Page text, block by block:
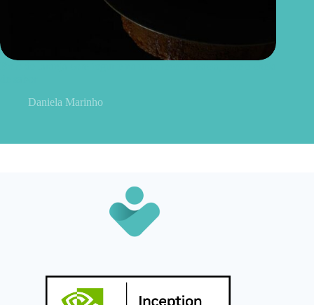
Daniela Marinho